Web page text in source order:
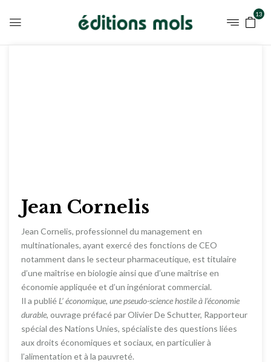
13
Jean Cornelis
Jean Cornelis, professionnel du management en
multinationales, ayant exercé des fonctions de CEO
notamment dans le secteur pharmaceutique, est titulaire
d’une maîtrise en biologie ainsi que d’une maîtrise en
économie appliquée et d’un ingéniorat commercial.
Il a publié L’ économique, une pseudo-science hostile à l’économie
durable, ouvrage préfacé par Olivier De Schutter, Rapporteur
spécial des Nations Unies, spécialiste des questions liées
aux droits économiques et sociaux, en particulier à
l’alimentation et à la pauvreté.